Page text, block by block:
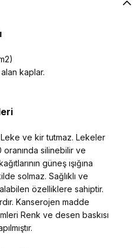
kaplar.
ve kir tutmaz. Lekeler
oranında silinebilir ve
güneş ışığına
solmaz. Sağlıklı ve
özelliklere sahiptir.
Kanserojen madde
Renk ve desen baskısı